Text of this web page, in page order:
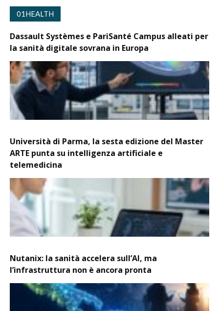
01HEALTH
Dassault Systèmes e PariSanté Campus alleati per
la sanità digitale sovrana in Europa
Università di Parma, la sesta edizione del Master
ARTE punta su intelligenza artificiale e
telemedicina
Nutanix: la sanità accelera sull’AI, ma
l’infrastruttura non è ancora pronta